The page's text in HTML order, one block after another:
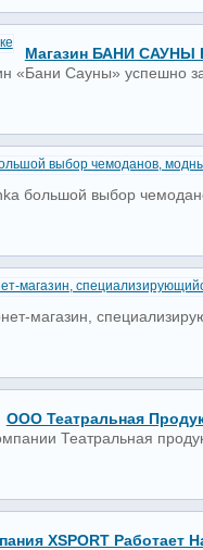
Магазин БАНИ САУНЫ
«Бани Сауны» успешно
большой выбор
магазин,
ООО Театральная
Театральная
XSPORT Работает